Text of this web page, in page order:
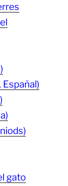
gato